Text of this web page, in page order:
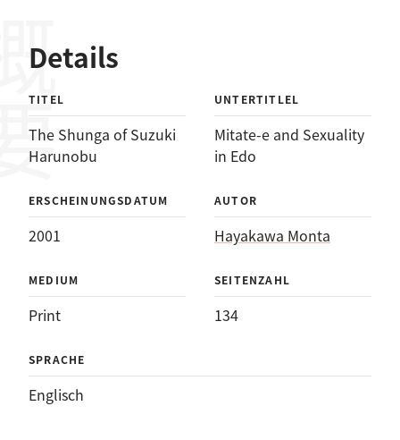
Details
TITEL
The Shunga of Suzuki
Harunobu
UNTERTITLEL
Mitate-e and Sexuality
in Edo
ERSCHEINUNGSDATUM
2001
AUTOR
Hayakawa Monta
MEDIUM
Print
SEITENZAHL
134
SPRACHE
Englisch